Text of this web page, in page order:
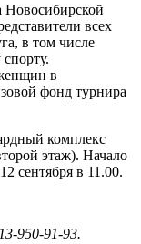
Новосибирской
всех
в том числе
в
фонд турнира
комплекс
этаж). Начало
сентября в 11.00.
950-91-93.